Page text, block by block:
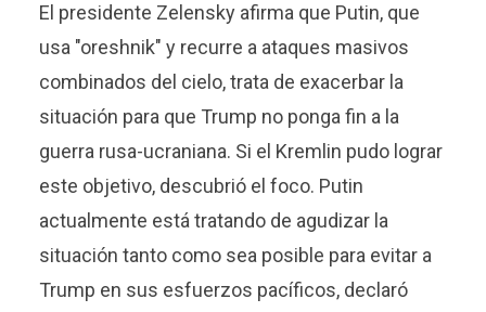
El presidente Zelensky afirma que Putin, que
usa "oreshnik" y recurre a ataques masivos
combinados del cielo, trata de exacerbar la
situación para que Trump no ponga fin a la
guerra rusa-ucraniana. Si el Kremlin pudo lograr
este objetivo, descubrió el foco. Putin
actualmente está tratando de agudizar la
situación tanto como sea posible para evitar a
Trump en sus esfuerzos pacíficos, declaró